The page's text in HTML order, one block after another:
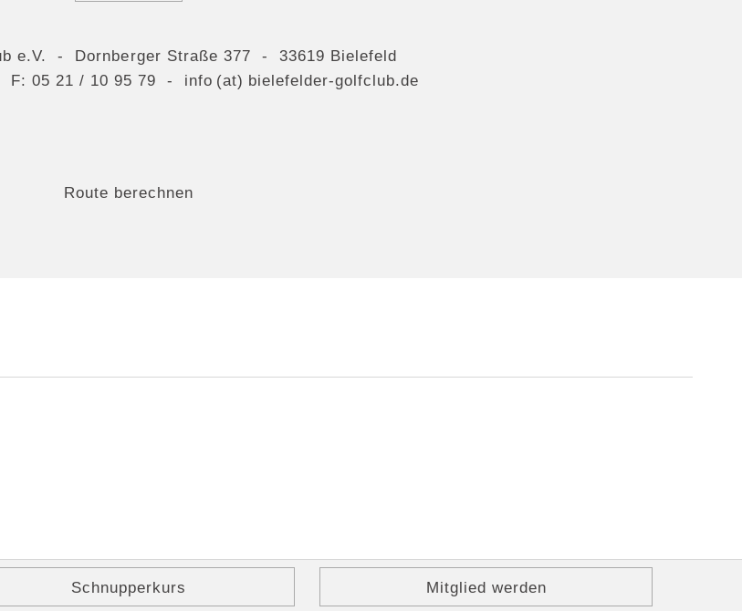
e.V. - Dornberger Straße 377 - 33619 Bielefeld
05 21 / 10 95 79 - info (at) bielefelder-golfclub.de
Route berechnen
Schnupperkurs Mitglied werden